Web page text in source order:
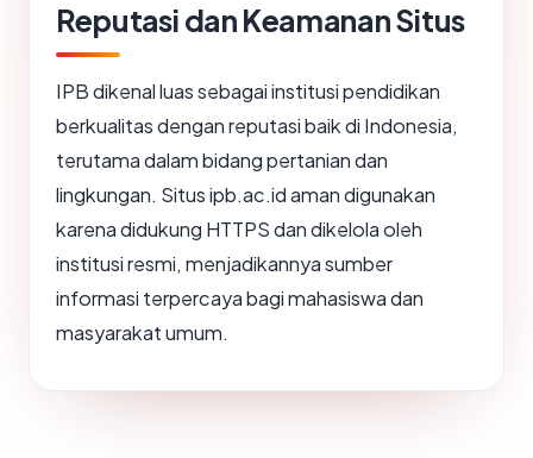
Reputasi dan Keamanan Situs
IPB dikenal luas sebagai institusi pendidikan
berkualitas dengan reputasi baik di Indonesia,
terutama dalam bidang pertanian dan
lingkungan. Situs ipb.ac.id aman digunakan
karena didukung HTTPS dan dikelola oleh
institusi resmi, menjadikannya sumber
informasi terpercaya bagi mahasiswa dan
masyarakat umum.